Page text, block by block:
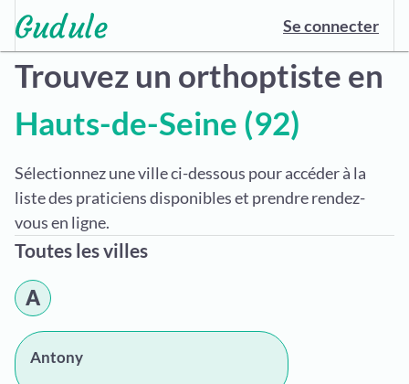
Se connecter
Trouvez un orthoptiste en
Hauts-de-Seine (92)
Sélectionnez une ville ci-dessous pour accéder à la
liste des praticiens disponibles et prendre rendez-
vous en ligne.
Toutes les villes
A
Antony